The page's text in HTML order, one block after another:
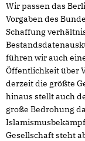
Wir passen das
Vorgaben des
Schaffung
führen wir auch
Öffentlichkeit über
derzeit die größte
hinaus stellt auch
große Bedrohung
Gesellschaft steht